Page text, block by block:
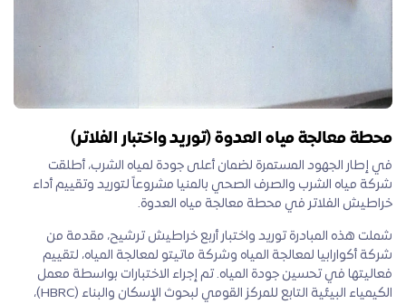
محطة معالجة مياه العدوة (توريد واختبار الفلاتر)
في إطار الجهود المستمرة لضمان أعلى جودة لمياه الشرب، أطلقت
شركة مياه الشرب والصرف الصحي بالمنيا مشروعاً لتوريد وتقييم أداء
خراطيش الفلاتر في محطة معالجة مياه العدوة.
شملت هذه المبادرة توريد واختبار أربع خراطيش ترشيح، مقدمة من
شركة أكوارابيا لمعالجة المياه وشركة ماتيتو لمعالجة المياه، لتقييم
فعاليتها في تحسين جودة المياه. تم إجراء الاختبارات بواسطة معمل
الكيمياء البيئية التابع للمركز القومي لبحوث الإسكان والبناء (HBRC)،